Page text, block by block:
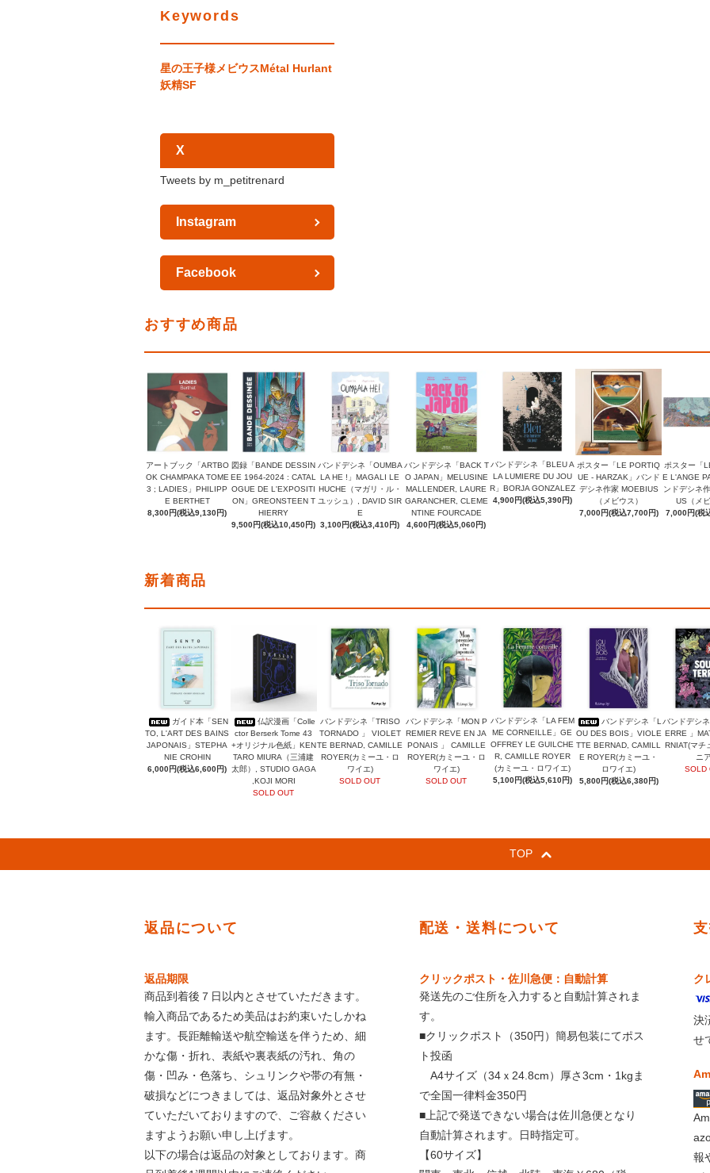
Keywords
星の王子様メビウスMétal Hurlant
妖精SF
X
Tweets by m_petitrenard
Instagram
Facebook
おすすめ商品
アートブック「ARTBO
OK CHAMPAKA TOME
3 ; LADIES」PHILIPP
E BERTHET
8,300円(税込9,130円)
図録「BANDE DESSIN
EE 1964-2024 : CATAL
OGUE DE L'EXPOSITI
ON」GREONSTEEN T
HIERRY
9,500円(税込10,450円)
バンドデシネ「OUMBA
LA HE !」MAGALI LE
HUCHE（マガリ・ル・
ユッシュ）, DAVID SIR
E
3,100円(税込3,410円)
バンドデシネ「BACK T
O JAPAN」MELUSINE
MALLENDER, LAURE
GARANCHER, CLEME
NTINE FOURCADE
4,600円(税込5,060円)
バンドデシネ「BLEU A
LA LUMIERE DU JOU
R」BORJA GONZALEZ
4,900円(税込5,390円)
ポスター「LE PORTIQ
UE - HARZAK」バンド
デシネ作家 MOEBIUS
（メビウス）
7,000円(税込7,700円)
ポスター「
E L'ANGE
ンドデシネ
US（メビ
7,000円(税
新着商品
ガイド本「SEN
TO, L'ART DES BAINS
JAPONAIS」STEPHA
NIE CROHIN
6,000円(税込6,600円)
仏訳漫画「Colle
ctor Berserk Tome 43
+オリジナル色紙」KEN
TARO MIURA（三浦建
太郎）, STUDIO GAGA
,KOJI MORI
SOLD OUT
バンドデシネ「TRISO
TORNADO 」 VIOLET
TE BERNAD, CAMILLE
ROYER(カミーユ・ロ
ワイエ)
SOLD OUT
バンドデシネ「MON P
REMIER REVE EN JA
PONAIS 」 CAMILLE
ROYER(カミーユ・ロ
ワイエ)
SOLD OUT
バンドデシネ「LA FEM
ME CORNEILLE」GE
OFFREY LE GUILCHE
R, CAMILLE ROYER
(カミーユ・ロワイエ)
5,100円(税込5,610円)
バンドデシネ「L
OU DES BOIS」VIOLE
TTE BERNAD, CAMILL
E ROYER(カミーユ・
ロワイエ)
5,800円(税込6,380円)
バンドデシ
ERRE 」
RNIAT(マチ
ニ
SOLD
TOP
返品について
返品期限
商品到着後７日以内とさせていただきます。
輸入商品であるため美品はお約束いたしかね
ます。長距離輸送や航空輸送を伴うため、細
かな傷・折れ、表紙や裏表紙の汚れ、角の
傷・凹み・色落ち、シュリンクや帯の有無・
破損などにつきましては、返品対象外とさせ
ていただいておりますので、ご容赦ください
ますようお願い申し上げます。
以下の場合は返品の対象としております。商
配送・送料について
クリックポスト・佐川急便：自動計算
発送先のご住所を入力すると自動計算されま
す。
■クリックポスト（350円）簡易包装にてポス
ト投函
A4サイズ（34ｘ24.8cm）厚さ3cm・1kgま
で全国一律料金350円
■上記で発送できない場合は佐川急便となり
自動計算されます。日時指定可。
【60サイズ】
ク
決
せ
報